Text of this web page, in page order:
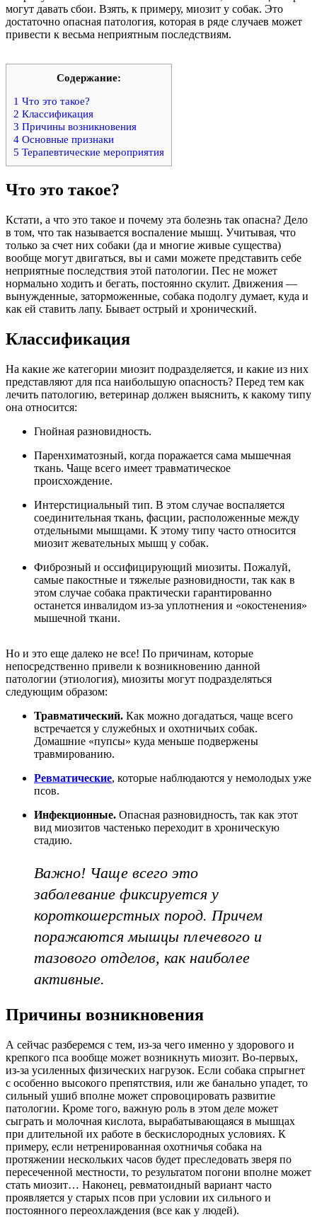
могут давать сбои. Взять, к примеру, миозит у собак. Это
достаточно опасная патология, которая в ряде случаев может
привести к весьма неприятным последствиям.
Содержание:
1 Что это такое?
2 Классификация
3 Причины возникновения
4 Основные признаки
5 Терапевтические мероприятия
Что это такое?
Кстати, а что это такое и почему эта болезнь так опасна? Дело
в том, что так называется воспаление мышц. Учитывая, что
только за счет них собаки (да и многие живые существа)
вообще могут двигаться, вы и сами можете представить себе
неприятные последствия этой патологии. Пес не может
нормально ходить и бегать, постоянно скулит. Движения —
вынужденные, заторможенные, собака подолгу думает, куда и
как ей ставить лапу. Бывает острый и хронический.
Классификация
На какие же категории миозит подразделяется, и какие из них
представляют для пса наибольшую опасность? Перед тем как
лечить патологию, ветеринар должен выяснить, к какому типу
она относится:
Гнойная разновидность.
Паренхиматозный, когда поражается сама мышечная
ткань. Чаще всего имеет травматическое
происхождение.
Интерстициальный тип. В этом случае воспаляется
соединительная ткань, фасции, расположенные между
отдельными мышцами. К этому типу часто относится
миозит жевательных мышц у собак.
Фиброзный и оссифицирующий миозиты. Пожалуй,
самые пакостные и тяжелые разновидности, так как в
этом случае собака практически гарантированно
останется инвалидом из-за уплотнения и «окостенения»
мышечной ткани.
Но и это еще далеко не все! По причинам, которые
непосредственно привели к возникновению данной
патологии (этиология), миозиты могут подразделяться
следующим образом:
Травматический. Как можно догадаться, чаще всего
встречается у служебных и охотничьих собак.
Домашние «пупсы» куда меньше подвержены
травмированию.
Ревматические, которые наблюдаются у немолодых уже
псов.
Инфекционные. Опасная разновидность, так как этот
вид миозитов частенько переходит в хроническую
стадию.
Важно! Чаще всего это
заболевание фиксируется у
короткошерстных пород. Причем
поражаются мышцы плечевого и
тазового отделов, как наиболее
активные.
Причины возникновения
А сейчас разберемся с тем, из-за чего именно у здорового и
крепкого пса вообще может возникнуть миозит. Во-первых,
из-за усиленных физических нагрузок. Если собака спрыгнет
с особенно высокого препятствия, или же банально упадет, то
сильный ушиб вполне может спровоцировать развитие
патологии. Кроме того, важную роль в этом деле может
сыграть и молочная кислота, вырабатывающаяся в мышцах
при длительной их работе в бескислородных условиях. К
примеру, если нетренированная охотничья собака на
протяжении нескольких часов будет преследовать зверя по
пересеченной местности, то результатом погони вполне может
стать миозит… Наконец, ревматоидный вариант часто
проявляется у старых псов при условии их сильного и
постоянного переохлаждения (все как у людей).